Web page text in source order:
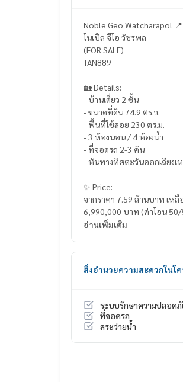
Noble Geo Watcharapol 📍
โนเบิล จีโอ วัชรพล
(FOR SALE)
TAN889
🏡 Details:
- บ้านเดี่ยว 2 ชั้น
- ขนาดที่ดิน 74.9 ตร.ว.
- พื้นที่ใช้สอย 230 ตร.ม.
- 3 ห้องนอน / 4 ห้องน้ำ
- ที่จอดรถ 2-3 คัน
- หันทางทิศตะวันออกเฉียงเ
✨ Price:
จากราคา 7.59 ล้านบาท เหลื
6,990,000 บาท (ค่าโอน
______________________
📞 062-879-5289
LINE: @homethailand
อ่านเพิ่มเติม
สิ่งอำนวยความสะดวกในโค
ระบบรักษาความปลอดภั
ที่จอดรถ
สระว่ายน้ำ